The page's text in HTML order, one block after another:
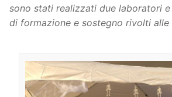
sono stati realizzati due laboratori
di formazione e sostegno rivolti alle